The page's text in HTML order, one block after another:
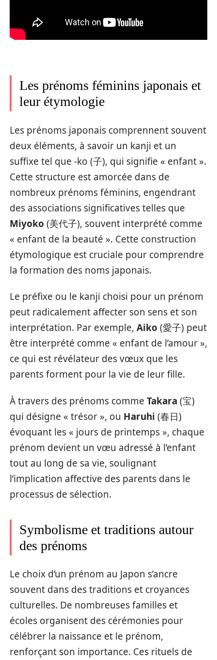
Les prénoms féminins japonais et
leur étymologie
Les prénoms japonais comprennent souvent
deux éléments, à savoir un kanji et un
suffixe tel que -ko (子), qui signifie « enfant ».
Cette structure est amorcée dans de
nombreux prénoms féminins, engendrant
des associations significatives telles que
Miyoko (美代子), souvent interprété comme
« enfant de la beauté ». Cette construction
étymologique est cruciale pour comprendre
la formation des noms japonais.
Le préfixe ou le kanji choisi pour un prénom
peut radicalement affecter son sens et son
interprétation. Par exemple, Aiko (愛子) peut
être interprété comme « enfant de l’amour »,
ce qui est révélateur des vœux que les
parents forment pour la vie de leur fille.
À travers des prénoms comme Takara (宝)
qui désigne « trésor », ou Haruhi (春日)
évoquant les « jours de printemps », chaque
prénom devient un vœu adressé à l’enfant
tout au long de sa vie, soulignant
l’implication affective des parents dans le
processus de sélection.
Symbolisme et traditions autour
des prénoms
Le choix d’un prénom au Japon s’ancre
souvent dans des traditions et croyances
culturelles. De nombreuses familles et
écoles organisent des cérémonies pour
célébrer la naissance et le prénom,
renforçant son importance. Ces rituels de